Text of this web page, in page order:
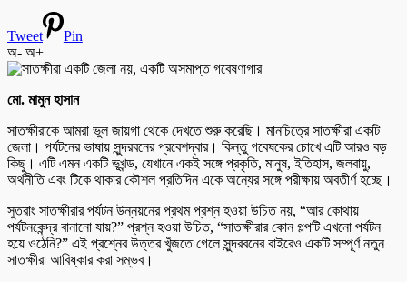
Tweet
Pin
অ- অ+
মো. মামুন হাসান
সাতক্ষীরাকে আমরা ভুল জায়গা থেকে দেখতে শুরু করেছি। মানচিত্রে সাতক্ষীরা একটি
জেলা। পর্যটনের ভাষায় সুন্দরবনের প্রবেশদ্বার। কিন্তু গবেষকের চোখে এটি আরও বড়
কিছু। এটি এমন একটি ভূখন্ড, যেখানে একই সঙ্গে প্রকৃতি, মানুষ, ইতিহাস, জলবায়ু,
অর্থনীতি এবং টিকে থাকার কৌশল প্রতিদিন একে অন্যের সঙ্গে পরীক্ষায় অবতীর্ণ হচ্ছে।
সুতরাং সাতক্ষীরার পর্যটন উন্নয়নের প্রথম প্রশ্ন হওয়া উচিত নয়, “আর কোথায়
পর্যটনকেন্দ্র বানানো যায়?” প্রশ্ন হওয়া উচিত, “সাতক্ষীরার কোন গল্পটি এখনো পর্যটন
হয়ে ওঠেনি?” এই প্রশ্নের উত্তর খুঁজতে গেলে সুন্দরবনের বাইরেও একটি সম্পূর্ণ নতুন
সাতক্ষীরা আবিষ্কার করা সম্ভব।